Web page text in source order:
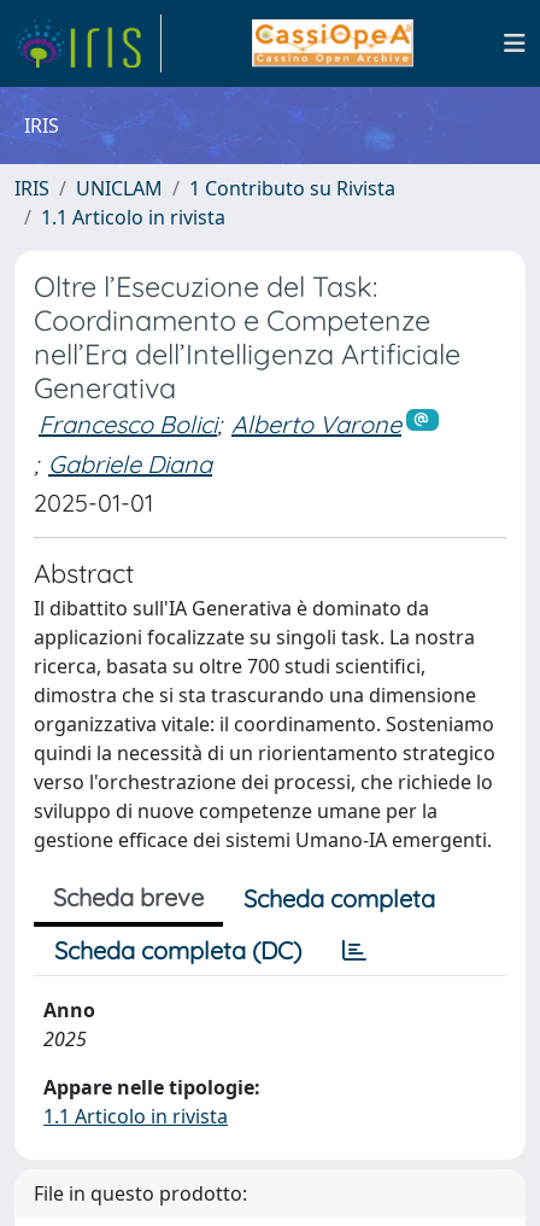
IRIS
IRIS UNICLAM
1 Contributo su Rivista
1.1 Articolo in rivista
Oltre l’Esecuzione del Task:
Coordinamento e Competenze
nell’Era dell’Intelligenza Artificiale
Generativa
Francesco Bolici; Alberto Varone
; Gabriele Diana
2025-01-01
Abstract
Il dibattito sull'IA Generativa è dominato da
applicazioni focalizzate su singoli task. La nostra
ricerca, basata su oltre 700 studi scientifici,
dimostra che si sta trascurando una dimensione
organizzativa vitale: il coordinamento. Sosteniamo
quindi la necessità di un riorientamento strategico
verso l'orchestrazione dei processi, che richiede lo
sviluppo di nuove competenze umane per la
gestione efficace dei sistemi Umano-IA emergenti.
Scheda breve
Scheda completa
Scheda completa (DC)
Anno
2025
Appare nelle tipologie:
1.1 Articolo in rivista
File in questo prodotto: